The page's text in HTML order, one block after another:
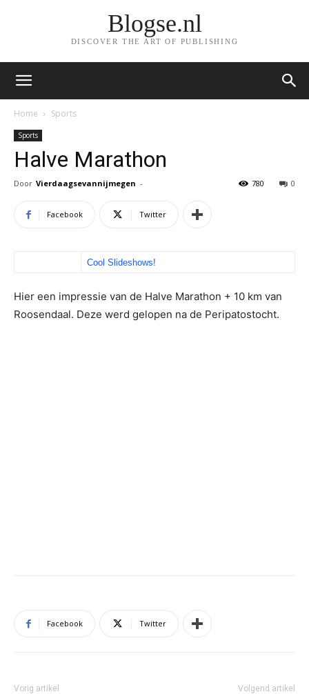
Blogse.nl
DISCOVER THE ART OF PUBLISHING
Home Sports
Sports
Halve Marathon
Door Vierdaagsevannijmegen - 0
780
Facebook Twitter
Cool Slideshows!
Hier een impressie van de Halve Marathon + 10 km van
Roosendaal. Deze werd gelopen na de Peripatostocht.
Facebook Twitter
Vorig artikel Volgend artikel